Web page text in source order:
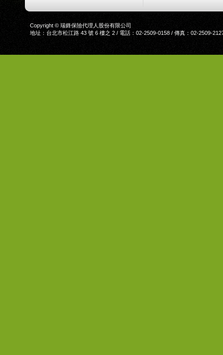
Copyright © 瑞鋒保險代理人股份有限公司
地址：台北市松江路 43 號 6 樓之 2 / 電話：02-2509-0158 / 傳真：02-2509-